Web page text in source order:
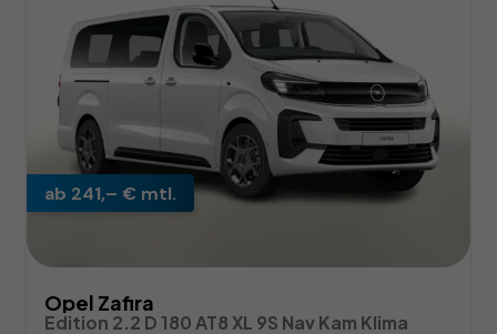
ab 241,– € mtl.
Opel Zafira
Edition 2.2 D 180 AT8 XL 9S Nav Kam Klima